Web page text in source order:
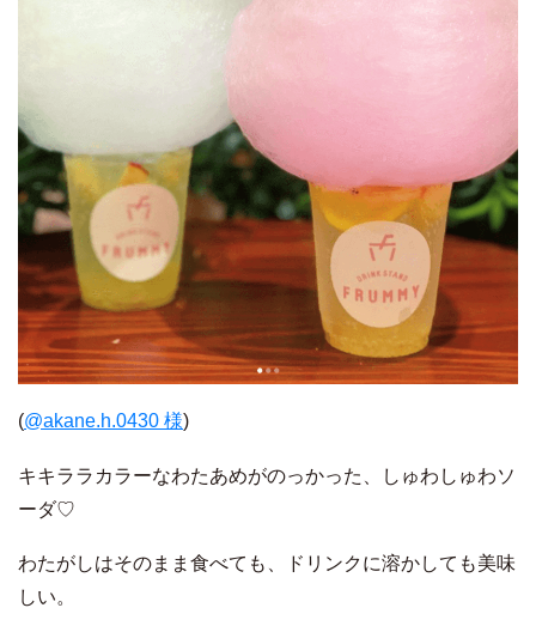
(@akane.h.0430 様)
キキララカラーなわたあめがのっかった、しゅわしゅわソ
ーダ♡
わたがしはそのまま食べても、ドリンクに溶かしても美味
しい。